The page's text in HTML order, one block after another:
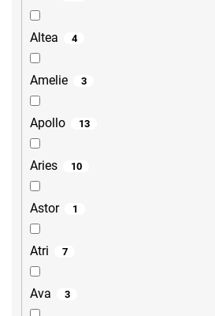
Altea 4
Amelie 3
Apollo 13
Aries 10
Astor 1
Atri 7
Ava 3